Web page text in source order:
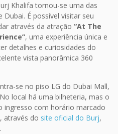
Khalifa tornou-se uma das
É possível visitar seu
através da atração “At The
, uma experiência única e
detalhes e curiosidades do
vista panorâmica 360
se no piso LG do Dubai Mall,
local há uma bilheteria, mas o
ingresso com horário marcado
através do site oficial do Burj,
.